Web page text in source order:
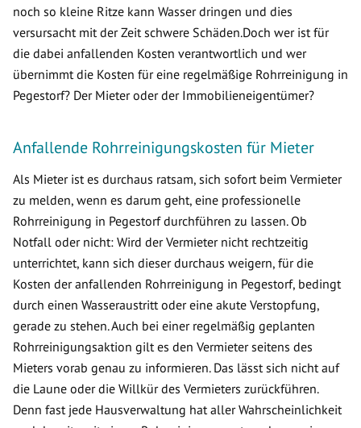
noch so kleine Ritze kann Wasser dringen und dies
versursacht mit der Zeit schwere Schäden.Doch wer ist für
die dabei anfallenden Kosten verantwortlich und wer
übernimmt die Kosten für eine regelmäßige Rohrreinigung in
Pegestorf? Der Mieter oder der Immobilieneigentümer?
Anfallende Rohrreinigungskosten für Mieter
Als Mieter ist es durchaus ratsam, sich sofort beim Vermieter
zu melden, wenn es darum geht, eine professionelle
Rohrreinigung in Pegestorf durchführen zu lassen. Ob
Notfall oder nicht: Wird der Vermieter nicht rechtzeitig
unterrichtet, kann sich dieser durchaus weigern, für die
Kosten der anfallenden Rohrreinigung in Pegestorf, bedingt
durch einen Wasseraustritt oder eine akute Verstopfung,
gerade zu stehen. Auch bei einer regelmäßig geplanten
Rohrreinigungsaktion gilt es den Vermieter seitens des
Mieters vorab genau zu informieren. Das lässt sich nicht auf
die Laune oder die Willkür des Vermieters zurückführen.
Denn fast jede Hausverwaltung hat aller Wahrscheinlichkeit